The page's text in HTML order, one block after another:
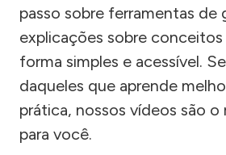
passo sobre ferramentas de
explicações sobre
forma simples e acessível.
daqueles que aprende
prática, nossos vídeos são o
para você.